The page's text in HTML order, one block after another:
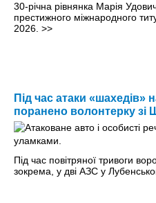
30-річна рівнянка Марія
престижного міжнародного
2026. >>
Під час атаки
поранено волонтерку зі
Під час повітряної тривоги
зокрема, у дві АЗС у